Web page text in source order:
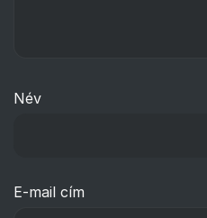
Név
E-mail cím